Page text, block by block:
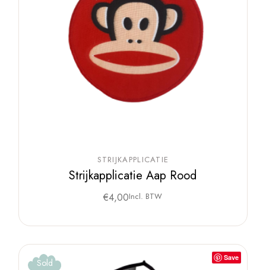
STRIJKAPPLICATIE
Strijkapplicatie Aap Rood
€4,00Incl. BTW
Save
Sold